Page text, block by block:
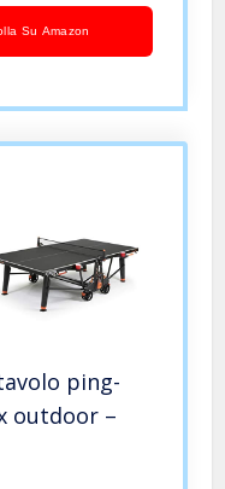
Su Amazon
ping-
outdoor –